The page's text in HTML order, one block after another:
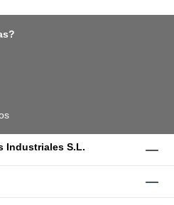
Industriales S.L.